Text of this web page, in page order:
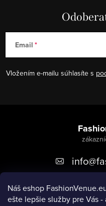
Náš eshop
ešte lepšie služby pre Vás
Email
Vložením e-mailu súhlasíte s
t
info@